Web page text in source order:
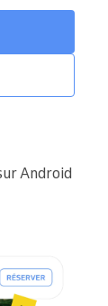
Android